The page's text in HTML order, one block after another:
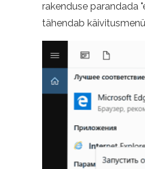
rakenduse parandada
tähendab